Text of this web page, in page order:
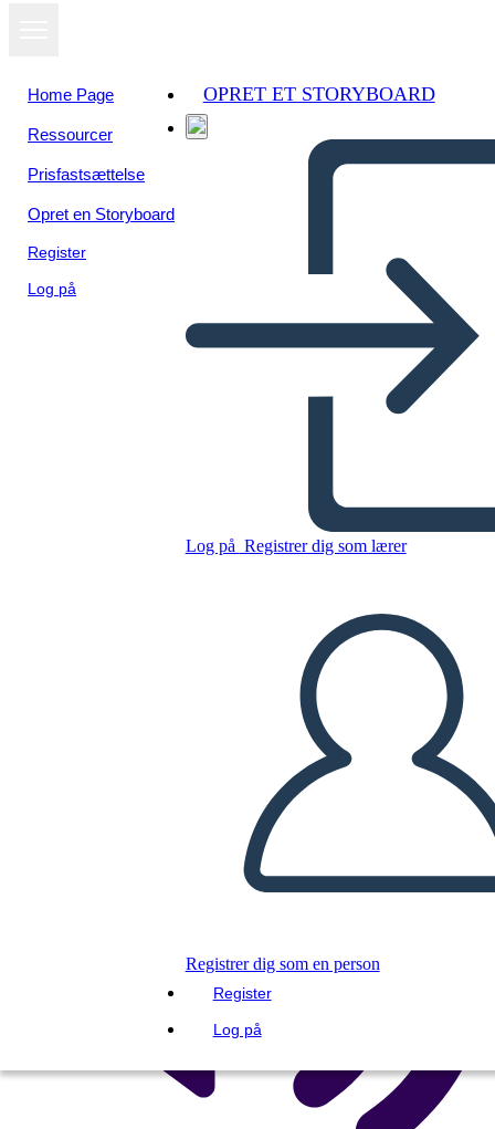
Home Page
Ressourcer
Prisfastsættelse
Opret en Storyboard
Register
Log på
OPRET ET STORYBOARD
Log på Registrer dig som lærer
Registrer dig som en person
Register
Log på
LAVE ET STORYBOARD
AFSPIL DIASSHOW
LÆS FOR MIG